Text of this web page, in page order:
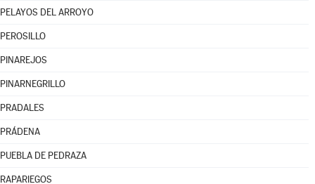
PELAYOS DEL ARROYO
PEROSILLO
PINAREJOS
PINARNEGRILLO
PRADALES
PRÁDENA
PUEBLA DE PEDRAZA
RAPARIEGOS